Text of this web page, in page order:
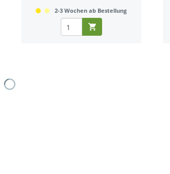
2-3 Wochen ab Bestellung